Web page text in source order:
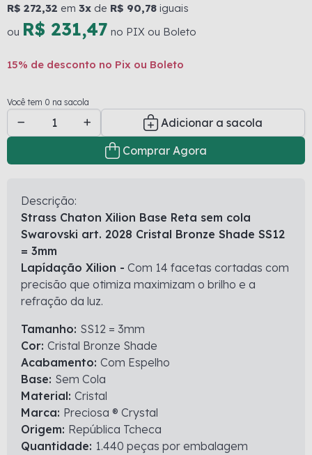
R$ 272,32 em 3x de R$ 90,78 iguais
ou R$ 231,47 no PIX ou Boleto
15% de desconto no Pix ou Boleto
Você tem 0 na sacola
Adicionar a sacola
Comprar Agora
Descrição:
Strass Chaton Xilion Base Reta sem cola
Swarovski art. 2028 Cristal Bronze Shade SS12
= 3mm
Lapídação Xilion - Com 14 facetas cortadas com
precisão que otimiza maximizam o brilho e a
refração da luz.
Tamanho: SS12 = 3mm
Cor: Cristal Bronze Shade
Acabamento: Com Espelho
Base: Sem Cola
Material: Cristal
Marca: Preciosa ® Crystal
Origem: República Tcheca
Quantidade: 1.440 peças por embalagem